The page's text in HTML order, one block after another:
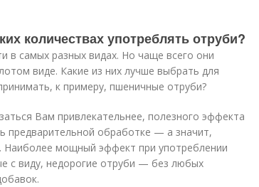
количествах употреблять отруби?
в самых разных видах. Но чаще всего они
виде. Какие из них лучше выбрать для
к примеру, пшеничные отруби?
Вам привлекательнее, полезного эффекта
предварительной обработке — а значит,
Наиболее мощный эффект при употреблении
с виду, недорогие отруби — без любых